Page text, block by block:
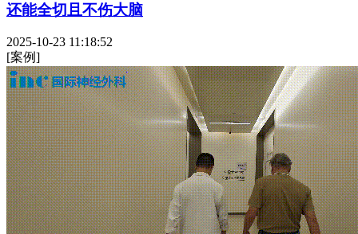
还能全切且不伤大脑
2025-10-23 11:18:52
[案例]